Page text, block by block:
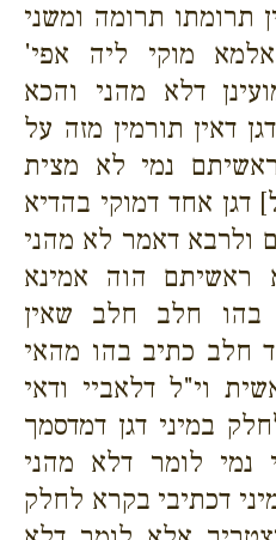
תרומתו תרומה ומשני
מוקי ליה אפי'
דלא מהני והכא
דאין תורמין מזה על
נמי לא מצית
אחד דמוקי בהדיא
ולרבא דאמר לא מהני
ראשיתם הוה אמינא
בהו חלב חלב שאין
חלב כתיב בהו מהאי
וי"ל דלאביי ודאי
במיני דגן דמדסמך
נמי לומר דלא מהני
דכתיבי בקרא לחלק